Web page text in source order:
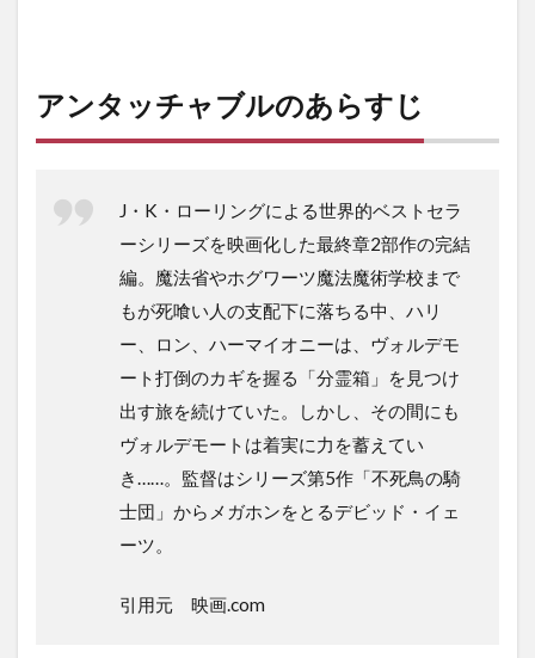
アンタッチャブルのあらすじ
J・K・ローリングによる世界的ベストセラ
ーシリーズを映画化した最終章2部作の完結
編。魔法省やホグワーツ魔法魔術学校まで
もが死喰い人の支配下に落ちる中、ハリ
ー、ロン、ハーマイオニーは、ヴォルデモ
ート打倒のカギを握る「分霊箱」を見つけ
出す旅を続けていた。しかし、その間にも
ヴォルデモートは着実に力を蓄えてい
き……。監督はシリーズ第5作「不死鳥の騎
士団」からメガホンをとるデビッド・イェ
ーツ。
引用元 映画.com